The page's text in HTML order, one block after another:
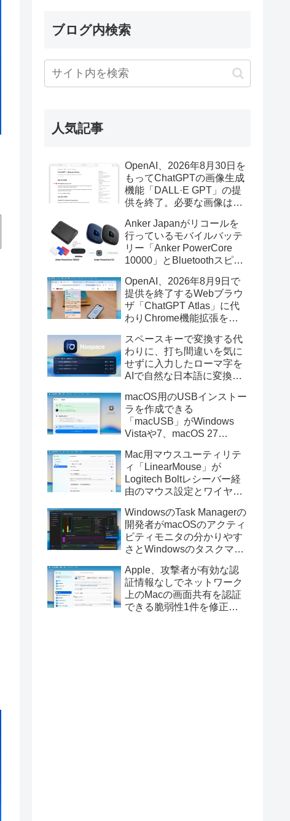
ブログ内検索
人気記事
OpenAI、2026年8月30日を
もってChatGPTの画像生成
機能「DALL·E GPT」の提
供を終了。必要な画像は期
Anker Japanがリコールを
行っているモバイルバッテ
リー「Anker PowerCore
10000」とBluetoothスピー
辺を焼損する火災が6月に3
件発生していたそうなので
注意を。
OpenAI、2026年8月9日で
提供を終了するWebブラウ
ザ「ChatGPT Atlas」に代
わりChrome機能拡張をア
画の質問やAsk ChatGPT機
能を追加。
スペースキーで変換する代
わりに、打ち間違いを気に
せずに入力したローマ字を
AIで自然な日本語に変換し
力アプリ「Nospace」がリ
リース。
macOS用のUSBインストー
ラを作成できる
「macUSB」がWindows
Vistaや7、macOS 27
トーラの作成に対応。
Mac用マウスユーティリテ
ィ「LinearMouse」が
Logitech Boltレシーバー経
由のマウス設定とワイヤレ
ックボールに対応。
WindowsのTask Managerの
開発者がmacOSのアクティ
ビティモニタの分かりやす
さとWindowsのタスクマネ
Mac用システムモニタアプ
リ「Task Manager TMOG」
のBeta版を公開。
Apple、攻撃者が有効な認
証情報なしでネットワーク
上のMacの画面共有を認証
できる脆弱性1件を修正し